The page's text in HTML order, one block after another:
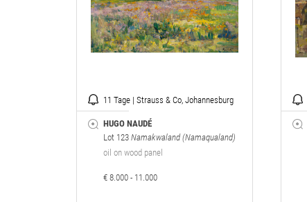
11 Tage | Strauss & Co, Johannesburg
HUGO NAUDÉ
Lot 123 Namakwaland (Namaqualand)
oil on wood panel
€ 8.000 - 11.000